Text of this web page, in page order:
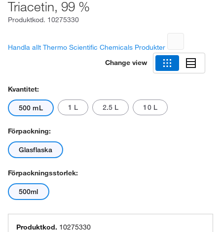
Triacetin, 99 %
Produktkod. 10275330
Handla allt Thermo Scientific Chemicals Produkter
Change view
Kvantitet:
500 mL 1 L 2.5 L 10 L
Förpackning:
Glasflaska
Förpackningsstorlek:
500ml
Produktkod. 10275330